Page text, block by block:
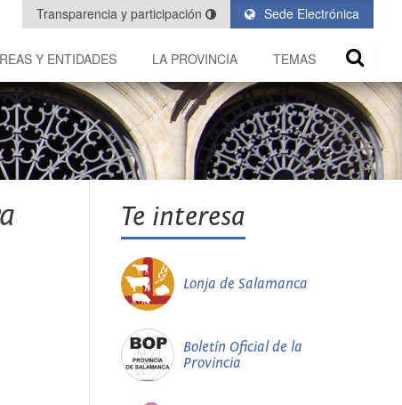
Sede Electrónica
Transparencia y participación
Y ENTIDADES LA PROVINCIA TEMAS
Te interesa
Lonja de Salamanca
Boletín Oficial de la
Provincia